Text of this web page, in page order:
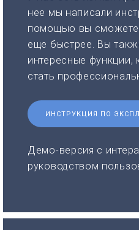
нее мы написали
помощью вы сможете
еще быстрее. Вы
интересные функции,
стать
ИНСТРУКЦИЯ ПО
Демо-версия с
руководством